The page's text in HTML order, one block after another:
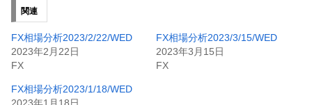
関連
FX相場分析2023/2/22/WED
2023年2月22日
FX
FX相場分析2023/3/15/WED
2023年3月15日
FX
FX相場分析2023/1/18/WED